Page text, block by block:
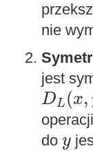
nie
jest
DL (x,
DL(x,y
do y
y